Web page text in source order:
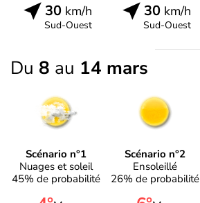
30km/h
Sud-Ouest
30km/h
Sud-Ouest
Du 8 au 14 mars
Scénario n°1
Nuages et soleil
45% de probabilité
Scénario n°2
Ensoleillé
26% de probabilité